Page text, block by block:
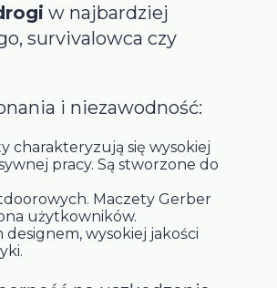
w najbardziej
survivalowca czy
i niezawodność:
charakteryzują się wysokiej
pracy. Są stworzone do
Maczety Gerber
użytkowników.
wysokiej jakości